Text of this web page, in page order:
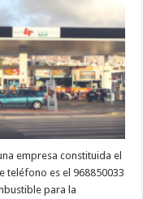
empresa constituida el
teléfono es el 968850033
para la